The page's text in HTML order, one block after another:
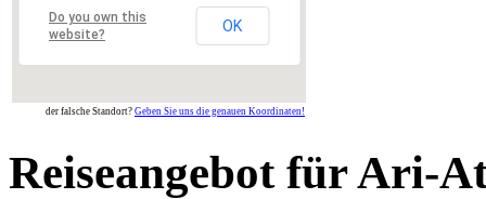
Do you own this
website?
OK
der falsche Standort? Geben Sie uns die genauen Koordinaten!
Reiseangebot für Ari-